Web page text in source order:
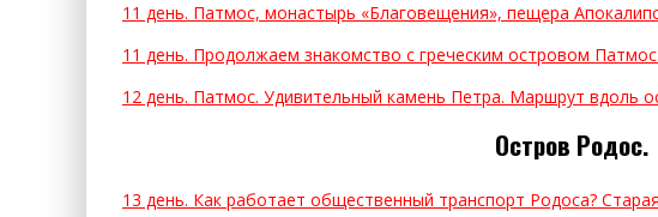
11 день. Патмос, монастырь «Благовещения», пещера
11 день. Продолжаем знакомство с греческим островом Патмос.
12 день. Патмос. Удивительный камень Петра. Маршрут вдоль
Остров Родос.
13 день. Как работает общественный транспорт Родоса?